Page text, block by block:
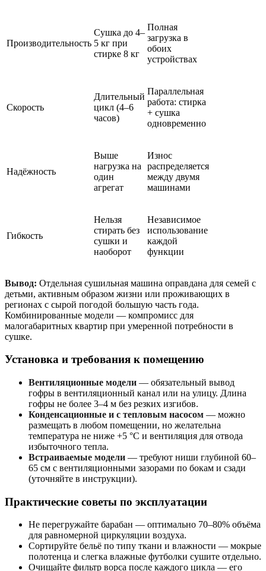
Производительность
Сушка до 4–
5 кг при
стирке 8 кг
Полная
загрузка в
обоих
устройствах
Скорость
Длительный
цикл (4–6
часов)
Параллельная
работа: стирка
+ сушка
одновременно
Надёжность
Выше
нагрузка на
один
агрегат
Износ
распределяется
между двумя
машинами
Гибкость
Нельзя
стирать без
сушки и
наоборот
Независимое
использование
каждой
функции
Вывод: Отдельная сушильная машина оправдана для семей с
детьми, активным образом жизни или проживающих в
регионах с сырой погодой большую часть года.
Комбинированные модели — компромисс для
малогабаритных квартир при умеренной потребности в
сушке.
Установка и требования к помещению
Вентиляционные модели — обязательный вывод
гофры в вентиляционный канал или на улицу. Длина
гофры не более 3–4 м без резких изгибов.
Конденсационные и с тепловым насосом — можно
размещать в любом помещении, но желательна
температура не ниже +5 °С и вентиляция для отвода
избыточного тепла.
Встраиваемые модели — требуют ниши глубиной 60–
65 см с вентиляционными зазорами по бокам и сзади
(уточняйте в инструкции).
Практические советы по эксплуатации
Не перегружайте барабан — оптимально 70–80% объёма
для равномерной циркуляции воздуха.
Сортируйте бельё по типу ткани и влажности — мокрые
полотенца и слегка влажные футболки сушите отдельно.
Очищайте фильтр ворса после каждого цикла — его